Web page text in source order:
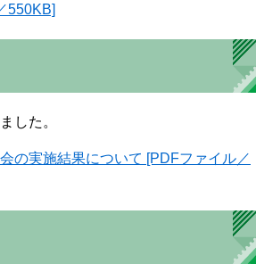
550KB]
した。
の実施結果について [PDFファイル／